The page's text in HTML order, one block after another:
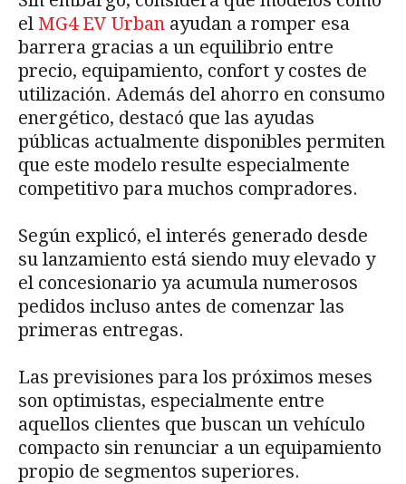
el MG4 EV Urban ayudan a romper esa
barrera gracias a un equilibrio entre
precio, equipamiento, confort y costes de
utilización. Además del ahorro en consumo
energético, destacó que las ayudas
públicas actualmente disponibles permiten
que este modelo resulte especialmente
competitivo para muchos compradores.
Según explicó, el interés generado desde
su lanzamiento está siendo muy elevado y
el concesionario ya acumula numerosos
pedidos incluso antes de comenzar las
primeras entregas.
Las previsiones para los próximos meses
son optimistas, especialmente entre
aquellos clientes que buscan un vehículo
compacto sin renunciar a un equipamiento
propio de segmentos superiores.